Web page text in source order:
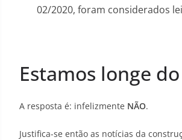
02/2020, foram considerados
Estamos longe
A resposta é: infelizmente NÃO.
Justifica-se então as notícias da